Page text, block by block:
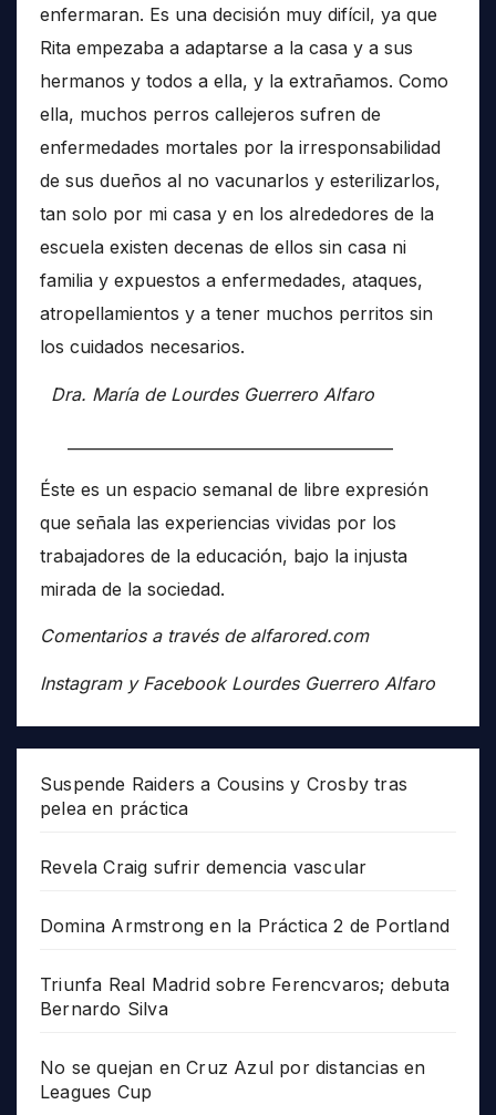
enfermaran. Es una decisión muy difícil, ya que
Rita empezaba a adaptarse a la casa y a sus
hermanos y todos a ella, y la extrañamos. Como
ella, muchos perros callejeros sufren de
enfermedades mortales por la irresponsabilidad
de sus dueños al no vacunarlos y esterilizarlos,
tan solo por mi casa y en los alrededores de la
escuela existen decenas de ellos sin casa ni
familia y expuestos a enfermedades, ataques,
atropellamientos y a tener muchos perritos sin
los cuidados necesarios.
Dra. María de Lourdes Guerrero Alfaro
Éste es un espacio semanal de libre expresión
que señala las experiencias vividas por los
trabajadores de la educación, bajo la injusta
mirada de la sociedad.
Comentarios a través de alfarored.com
Instagram y Facebook Lourdes Guerrero Alfaro
Suspende Raiders a Cousins y Crosby tras
pelea en práctica
Revela Craig sufrir demencia vascular
Domina Armstrong en la Práctica 2 de Portland
Triunfa Real Madrid sobre Ferencvaros; debuta
Bernardo Silva
No se quejan en Cruz Azul por distancias en
Leagues Cup